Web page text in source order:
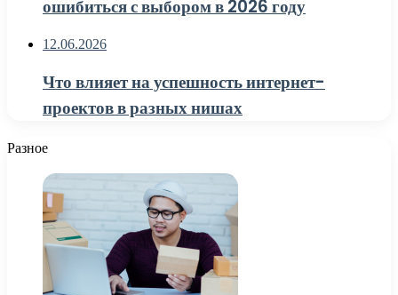
ошибиться с выбором в 2026 году
12.06.2026
Что влияет на успешность интернет-
проектов в разных нишах
Разное